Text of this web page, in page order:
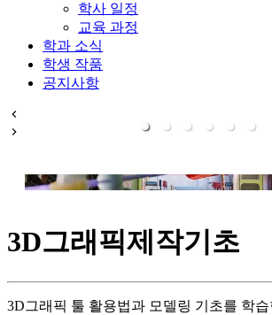
학사 일정
교육 과정
학과 소식
학생 작품
공지사항
3D그래픽제작기초
3D그래픽 툴 활용법과 모델링 기초를 학